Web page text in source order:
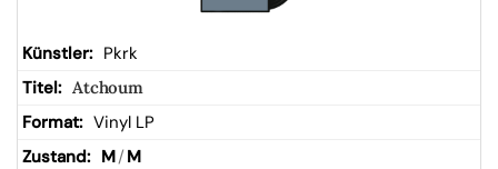
Pkrk
Atchoum
Vinyl LP
M/ M